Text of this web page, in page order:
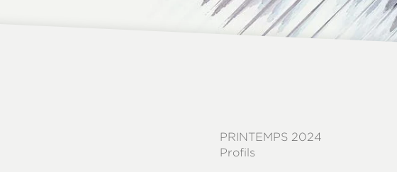
PRINTEMPS 2024
Profils